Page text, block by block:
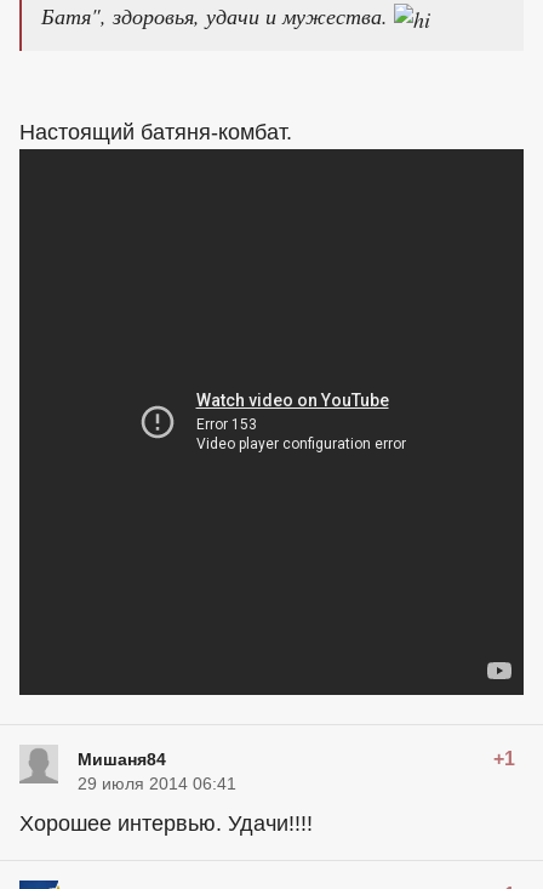
Батя", здоровья, удачи и мужества.
Настоящий батяня-комбат.
Мишаня84 +1
29 июля 2014 06:41
Хорошее интервью. Удачи!!!!